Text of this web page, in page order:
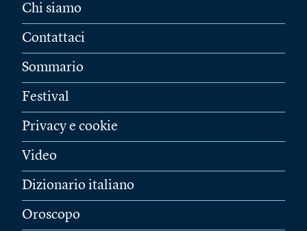
Chi siamo
Contattaci
Sommario
Festival
Privacy e cookie
Video
Dizionario italiano
Oroscopo